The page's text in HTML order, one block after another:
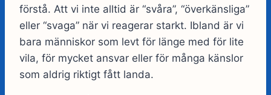
förstå. Att vi inte alltid är “svåra”, “överkänsliga”
eller “svaga” när vi reagerar starkt. Ibland är vi
bara människor som levt för länge med för lite
vila, för mycket ansvar eller för många känslor
som aldrig riktigt fått landa.